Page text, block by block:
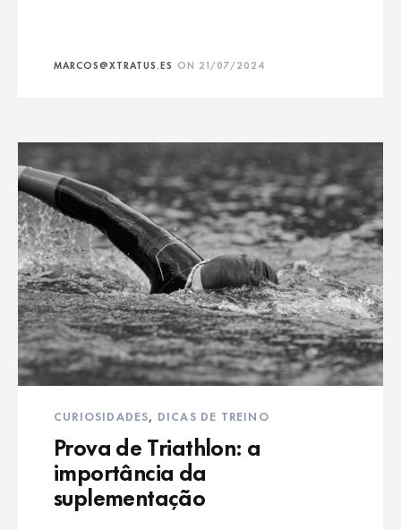
MARCOS@XTRATUS.ES ON 21/07/2024
CURIOSIDADES, DICAS DE TREINO
Prova de Triathlon: a
importância da
suplementação